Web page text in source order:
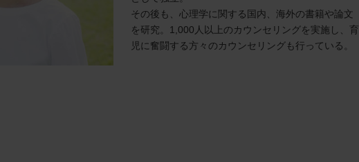
その後も、心理学に関する国内、海外の書籍や論文
を研究。1,000人以上のカウンセリングを実施し、育
児に奮闘する方々のカウンセリングも行っている。